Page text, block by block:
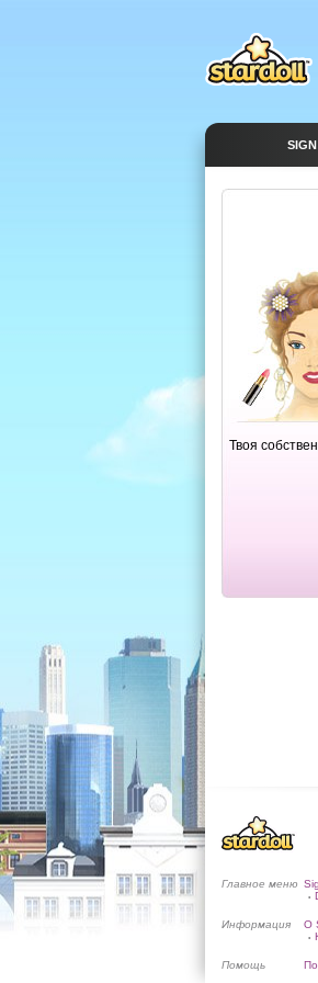
Твоя
Главное меню
•
Информация О
•
Помощь